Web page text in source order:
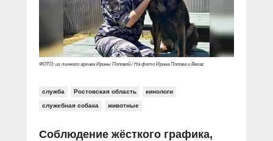
Социальные ролики
Документальные фильмы
Прямой разговор
В знании сила
Специальный репортаж
КиберПОСТОВОЙ
Газета «Щит и меч»
Журнал «Полиция России»
О ПОРТАЛЕ
Контакты
ФОТО: из личного архива Ирины Поповой / На фото Ирина Попова и Вегас
служба Ростовская область кинологи
служебная собака животные
Соблюдение жёсткого графика,